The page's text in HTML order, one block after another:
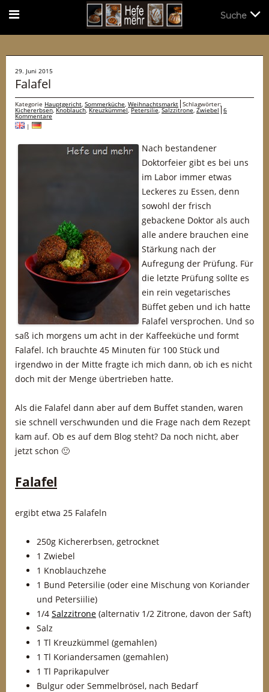
29. Juni 2015
Falafel
Kategorie Hauptgericht, Sommerküche, Weihnachtsmarkt Schlagwörter:
Kichererbsen,Knoblauch,Kreuzkümmel,Petersilie,Salzzitrone, Zwiebel 6
Kommentare
|
Nach bestandener
Doktorfeier gibt es bei uns
im Labor immer etwas
Leckeres zu Essen, denn
sowohl der frisch
gebackene Doktor als auch
alle andere brauchen eine
Stärkung nach der
Aufregung der Prüfung. Für
die letzte Prüfung sollte es
ein rein vegetarisches
Büffet geben und ich hatte
Falafel versprochen. Und so
saß ich morgens um acht in der Kaffeeküche und formt
Falafel. Ich brauchte 45 Minuten für 100 Stück und
irgendwo in der Mitte fragte ich mich dann, ob ich es nicht
doch mit der Menge übertrieben hatte.
Als die Falafel dann aber auf dem Buffet standen, waren
sie schnell verschwunden und die Frage nach dem Rezept
kam auf. Ob es auf dem Blog steht? Da noch nicht, aber
jetzt schon 🙂
Falafel
ergibt etwa 25 Falafeln
250g Kichererbsen, getrocknet
1 Zwiebel
1 Knoblauchzehe
1 Bund Petersilie (oder eine Mischung von Koriander
und Petersiilie)
1/4 Salzzitrone (alternativ 1/2 Zitrone, davon der Saft)
Salz
1 Tl Kreuzkümmel (gemahlen)
1 Tl Koriandersamen (gemahlen)
1 Tl Paprikapulver
Bulgur oder Semmelbrösel, nach Bedarf
Suche
Suche